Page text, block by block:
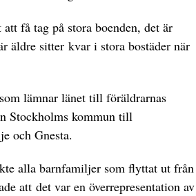
få tag på stora boenden, det är
äldre sitter kvar i stora bostäder när
lämnar länet till föräldrarnas
Stockholms kommun till
och Gnesta.
alla barnfamiljer som flyttat ut från
att det var en överrepresentation av